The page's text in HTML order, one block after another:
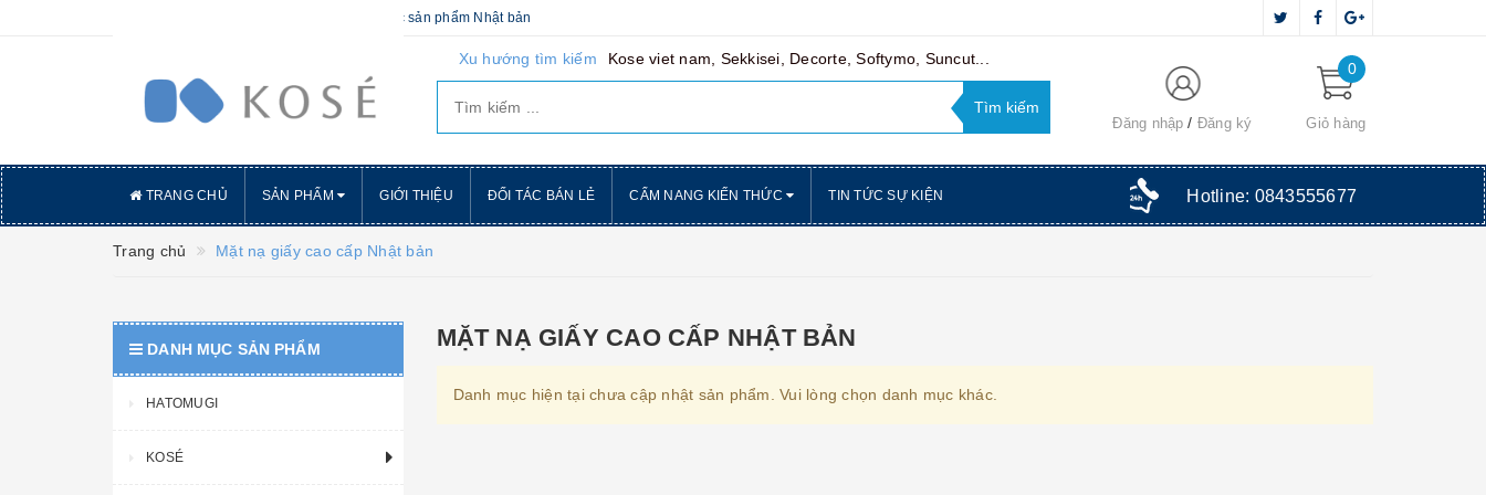
Hatomugivietnam - phân phối chính ngạch các sản phẩm Nhật bản
Xu hướng tìm kiếm Kose viet nam, Sekkisei, Decorte, Softymo, Suncut...
Đăng nhập Đăng ký
0
Giỏ hàng
TRANG CHỦ SẢN PHẨM GIỚI THIỆU ĐỐI TÁC BÁN LẺ CẨM NANG KIẾN THỨC TIN TỨC SỰ KIỆN Hotline: 0843555677
Trang chủ Mặt nạ giấy cao cấp Nhật bản
MẶT NẠ GIẤY CAO CẤP NHẬT BẢN
Danh mục hiện tại chưa cập nhật sản phẩm. Vui lòng chọn danh mục khác.
DANH MỤC SẢN PHẨM
HATOMUGI
KOSÉ